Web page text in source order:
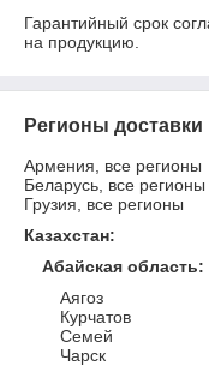
Гарантийный срок
на продукцию.
Регионы доставки
Армения, все регионы
Беларусь, все регионы
Грузия, все регионы
Казахстан:
Абайская область:
Аягоз
Курчатов
Семей
Чарск